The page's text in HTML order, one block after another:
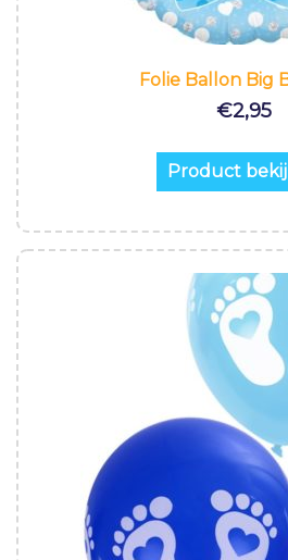
Folie Ballon Big
€2,95
Product